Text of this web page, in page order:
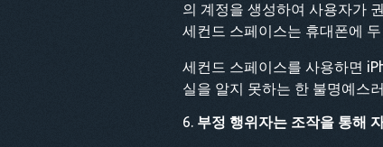
의 계정을 생성하여 사용자가
세컨드 스페이스는 휴대폰에
세컨드 스페이스를 사용하면
실을 알지 못하는 한 불명예스
부정 행위자는 조작을 통해